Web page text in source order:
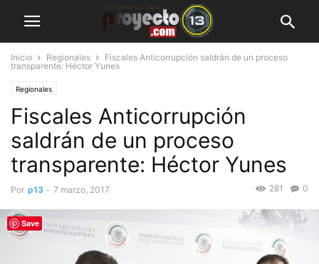
Inicio Regionales
Fiscales Anticorrupción saldrán de un proceso
transparente: Héctor Yunes
Regionales
Fiscales Anticorrupción
saldrán de un proceso
transparente: Héctor Yunes
Por p13 - 7 marzo, 2017 0
281
Save